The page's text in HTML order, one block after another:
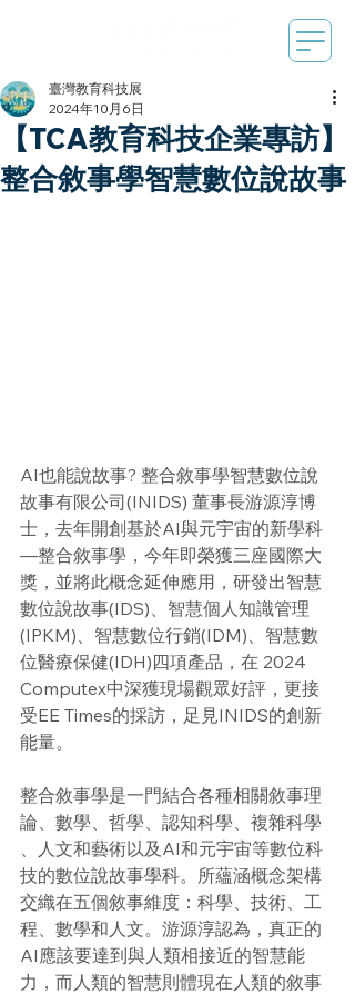
【TCA教育科技企業專訪】
整合敘事學智慧數位說故事
臺灣教育科技展
2024年10月6日
AI也能說故事? 整合敘事學智慧數位說
故事有限公司(INIDS) 董事長游源淳博
士，去年開創基於AI與元宇宙的新學科
—整合敘事學，今年即榮獲三座國際大
獎，並將此概念延伸應用，研發出智慧
數位說故事(IDS)、智慧個人知識管理
(IPKM)、智慧數位行銷(IDM)、智慧數
位醫療保健(IDH)四項產品，在 2024
Computex中深獲現場觀眾好評，更接
受EE Times的採訪，足見INIDS的創新
能量。
整合敘事學是一門結合各種相關敘事理
論、數學、哲學、認知科學、複雜科學
、人文和藝術以及AI和元宇宙等數位科
技的數位說故事學科。所蘊涵概念架構
交織在五個敘事維度：科學、技術、工
程、數學和人文。游源淳認為，真正的
AI應該要達到與人類相接近的智慧能
力，而人類的智慧則體現在人類的敘事